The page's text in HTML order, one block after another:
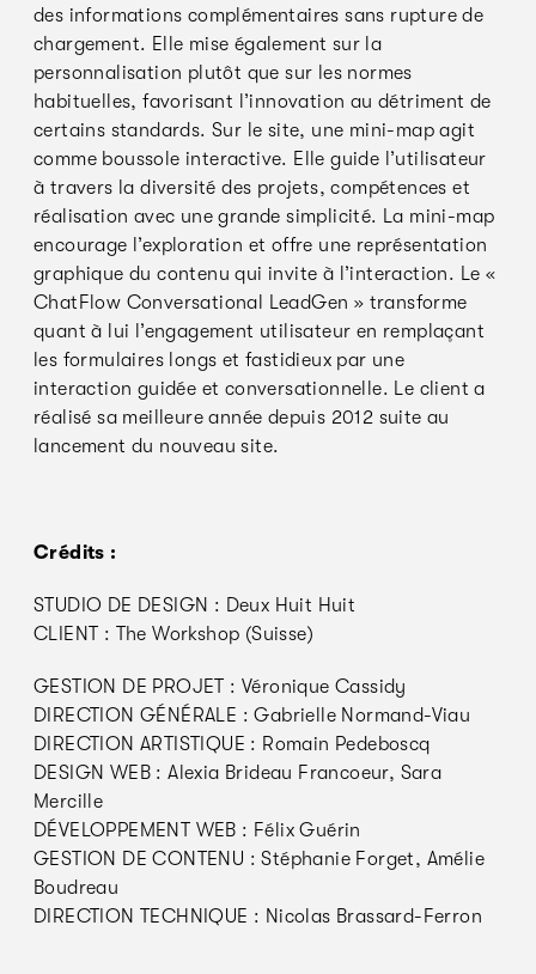
des informations complémentaires sans rupture de
chargement. Elle mise également sur la
personnalisation plutôt que sur les normes
habituelles, favorisant l’innovation au détriment de
certains standards. Sur le site, une mini-map agit
comme boussole interactive. Elle guide l’utilisateur
à travers la diversité des projets, compétences et
réalisation avec une grande simplicité. La mini-map
encourage l’exploration et offre une représentation
graphique du contenu qui invite à l’interaction. Le «
ChatFlow Conversational LeadGen » transforme
quant à lui l’engagement utilisateur en remplaçant
les formulaires longs et fastidieux par une
interaction guidée et conversationnelle. Le client a
réalisé sa meilleure année depuis 2012 suite au
lancement du nouveau site.
Crédits :
STUDIO DE DESIGN : Deux Huit Huit
CLIENT : The Workshop (Suisse)
GESTION DE PROJET : Véronique Cassidy
DIRECTION GÉNÉRALE : Gabrielle Normand-Viau
DIRECTION ARTISTIQUE : Romain Pedeboscq
DESIGN WEB : Alexia Brideau Francoeur, Sara
Mercille
DÉVELOPPEMENT WEB : Félix Guérin
GESTION DE CONTENU : Stéphanie Forget, Amélie
Boudreau
DIRECTION TECHNIQUE : Nicolas Brassard-Ferron